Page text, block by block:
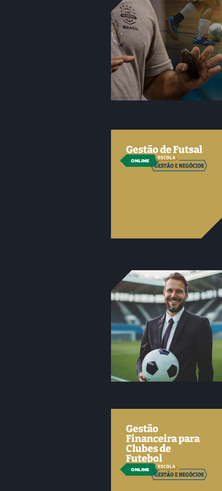
Gestão de Futsal
ONLINE
Gestão
Financeira para
Clubes de
Futebol
ONLINE